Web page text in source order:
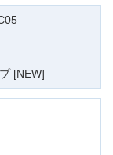
[NEW]